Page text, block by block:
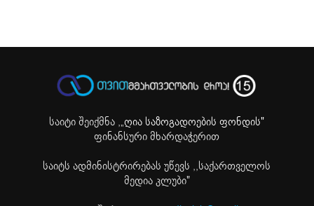
საიტი შეიქმნა ,„ღია საზოგადოების ფონდის"
ფინანსური მხარდაჭერით
საიტს ადმინისტრირებას უწევს ,,საქართველოს
მედია კლუბი"